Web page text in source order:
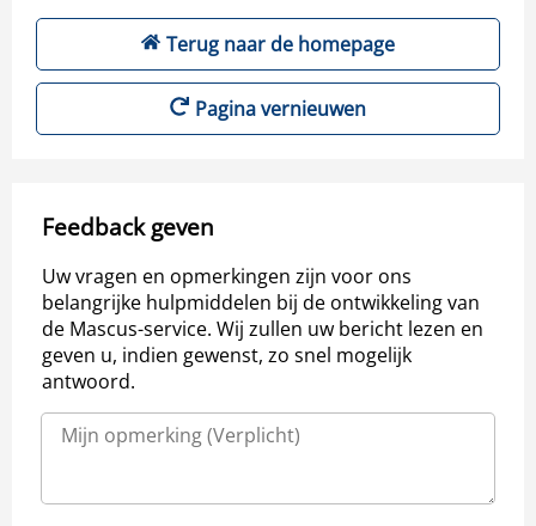
Terug naar de homepage
Pagina vernieuwen
Feedback geven
Uw vragen en opmerkingen zijn voor ons
belangrijke hulpmiddelen bij de ontwikkeling van
de Mascus-service. Wij zullen uw bericht lezen en
geven u, indien gewenst, zo snel mogelijk
antwoord.